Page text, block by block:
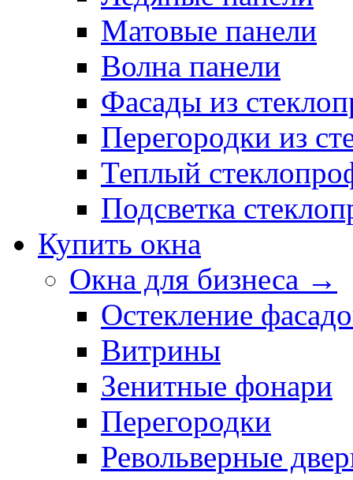
Матовые панели
Волна панели
Фасады из
Перегородки из
Теплый
Подсветка
Купить окна
Окна для бизнеса →
Остекление
Витрины
Зенитные фонари
Перегородки
Револьверные